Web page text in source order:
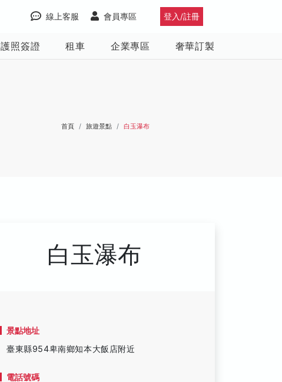
登入/註冊
會員專區
線上客服
護照簽證 租車 企業專區 奢華訂製
首頁 旅遊景點 白玉瀑布
白玉瀑布
景點地址
臺東縣954卑南鄉知本大飯店附近
電話號碼